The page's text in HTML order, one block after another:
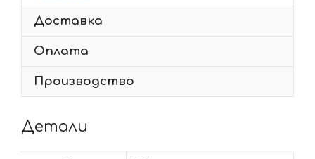
Доставка
Оплата
Производство
Детали